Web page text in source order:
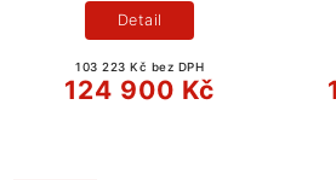
103 223 Kč bez DPH
124 900 Kč
Detail